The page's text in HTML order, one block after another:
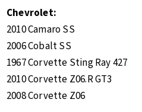
Chevrolet:
2010 Camaro SS
2006 Cobalt SS
1967 Corvette Sting Ray 427
2010 Corvette Z06.R GT3
2008 Corvette Z06